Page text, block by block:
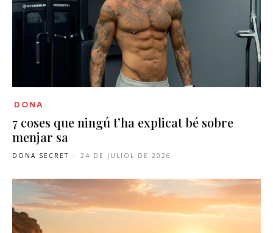
DONA
7 coses que ningú t’ha explicat bé sobre
menjar sa
DONA SECRET - 24 DE JULIOL DE 2026